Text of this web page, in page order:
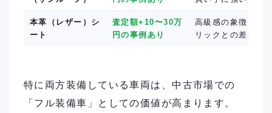
本革（レザー）シ
ート
査定額+10〜30万
円の事例あり
高級感の象徴。合
リックとの差が明
特に両方装備している車両は、中古市場での
「フル装備車」としての価値が高まります。